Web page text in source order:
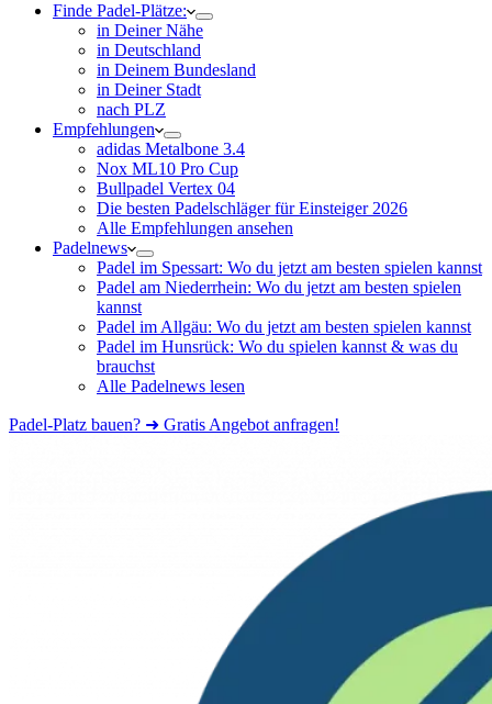
Finde Padel-Plätze:
in Deiner Nähe
in Deutschland
in Deinem Bundesland
in Deiner Stadt
nach PLZ
Empfehlungen
adidas Metalbone 3.4
Nox ML10 Pro Cup
Bullpadel Vertex 04
Die besten Padelschläger für Einsteiger 2026
Alle Empfehlungen ansehen
Padelnews
Padel im Spessart: Wo du jetzt am besten spielen kannst
Padel am Niederrhein: Wo du jetzt am besten spielen
kannst
Padel im Allgäu: Wo du jetzt am besten spielen kannst
Padel im Hunsrück: Wo du spielen kannst & was du
brauchst
Alle Padelnews lesen
Padel-Platz bauen? ➜ Gratis Angebot anfragen!